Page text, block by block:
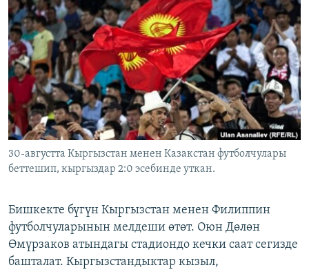
ЭЖЕ-СИҢДИЛЕР
АЗАТТЫК+
ЫҢГАЙСЫЗ СУРООЛОР
ОНЛАЙН ШЕРИНЕ
ЭЕ/АРнун бардык сайттары
30-августта Кыргызстан менен Казакстан футболчулары
беттешип, кыргыздар 2:0 эсебинде уткан.
Бишкекте бүгүн Кыргызстан менен Филиппин
футболчуларынын мелдеши өтөт. Оюн Дөлөн
Өмүрзаков атындагы стадиондо кечки саат сегизде
башталат. Кыргызстандыктар кызыл,